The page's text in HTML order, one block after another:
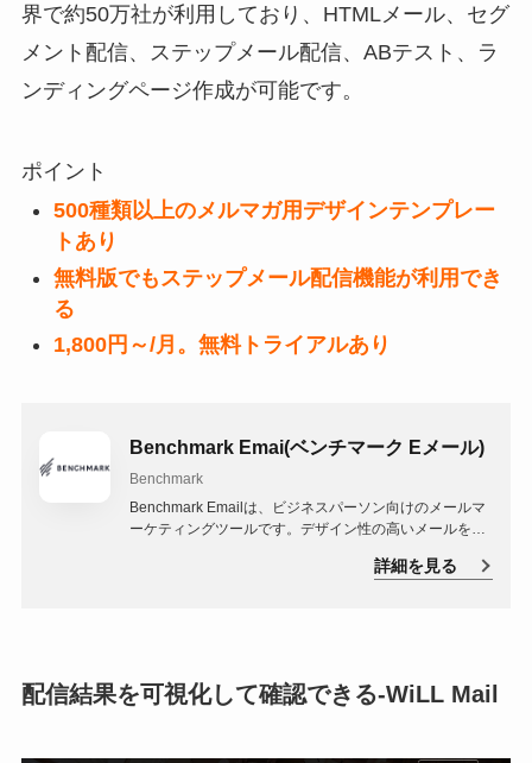
界で約50万社が利用しており、HTMLメール、セグ
メント配信、ステップメール配信、ABテスト、ラ
ンディングページ作成が可能です。
ポイント
500種類以上のメルマガ用デザインテンプレー
トあり
無料版でもステップメール配信機能が利用でき
る
1,800円～/月。無料トライアルあり
Benchmark Emai(ベンチマーク Eメール)
Benchmark
Benchmark Emailは、ビジネスパーソン向けのメールマ
ーケティングツールです。デザイン性の高いメールを簡
ル版で試すことが可能です。世界50万社の実績を持ち、
詳細を見る
配信結果を可視化して確認できる-WiLL Mail